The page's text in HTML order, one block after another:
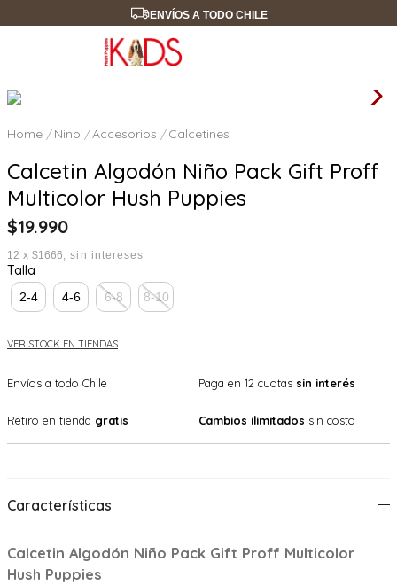
ENVÍOS A TODO CHILE
Nino Accesorios Calcetines
Calcetin Algodón Niño Pack Gift Proff
Multicolor Hush Puppies
$19.990
12 x $1666 sin intereses
Talla
2-4 4-6 6-8 8-10
VER STOCK EN TIENDAS
Envíos a todo Chile Paga en 12 cuotas sin interés
Retiro en tienda gratis Cambios ilimitados sin costo
Características
Calcetin Algodón Niño Pack Gift Proff Multicolor
Hush Puppies